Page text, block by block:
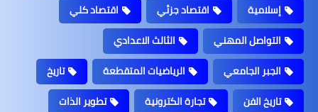
إسلامية
اقتصاد جزئي
اقتصاد كلي
التواصل المهني
الثالث الاعدادي
الجبر الجامعي
الرياضيات المتقطعة
تاريخ
تاريخ الفن
تجارة الكترونية
تطوير الذات